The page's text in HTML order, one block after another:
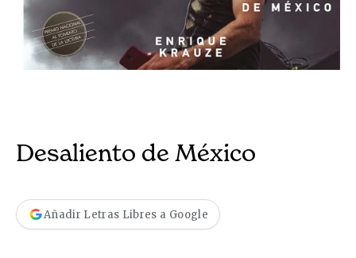
Desaliento de México
Añadir Letras Libres a Google